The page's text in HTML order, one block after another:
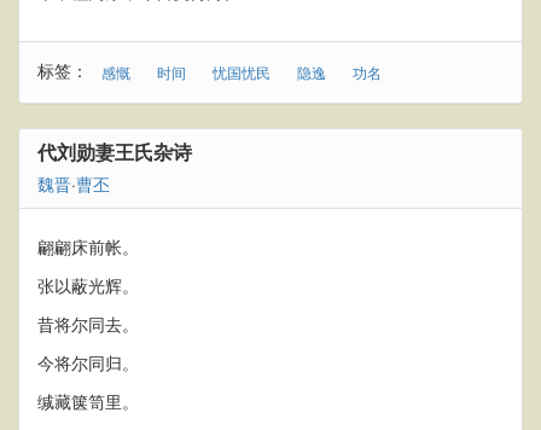
标签： 感慨 时间 忧国忧民 隐逸 功名
代刘勋妻王氏杂诗
魏晋·曹丕
翩翩床前帐。
张以蔽光辉。
昔将尔同去。
今将尔同归。
缄藏箧笥里。